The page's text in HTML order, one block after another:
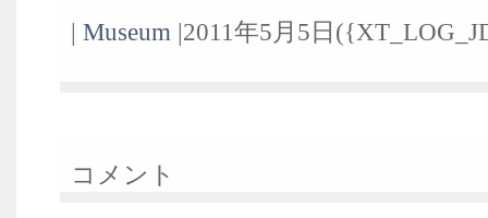
| Museum |2011年5月5日
コメント